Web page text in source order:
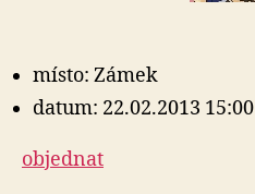
místo: Zámek
datum: 22.02.2013 15:00
objednat